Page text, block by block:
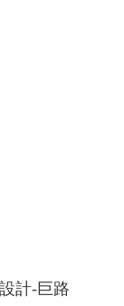
計-巨路